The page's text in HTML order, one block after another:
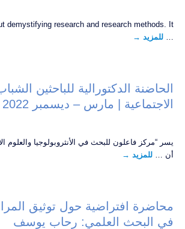
demystifying research and research methods. It
… للمزيد →
الحاضنة الدكتورالية للباحثين
الاجتماعية | مارس – ديسمبر 2022
يسر “مركز فاعلون للبحث في الأنثروبولوجيا والعلوم
أن … للمزيد →
محاضرة افتراضية حول توثيق
في البحث العلمي: رحاب يوسف